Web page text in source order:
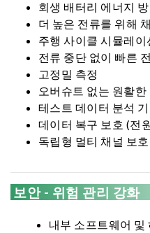
회생 배터리 에너지
더 높은 전류를 위해
주행 사이클 시뮬레이
전류 중단 없이 빠른
고정밀 측정
오버슈트 없는 원활한
테스트 데이터 분석
데이터 복구 보호 (전
독립형 멀티 채널 보호
보안 - 위험 관리 강화
내부 소프트웨어 및